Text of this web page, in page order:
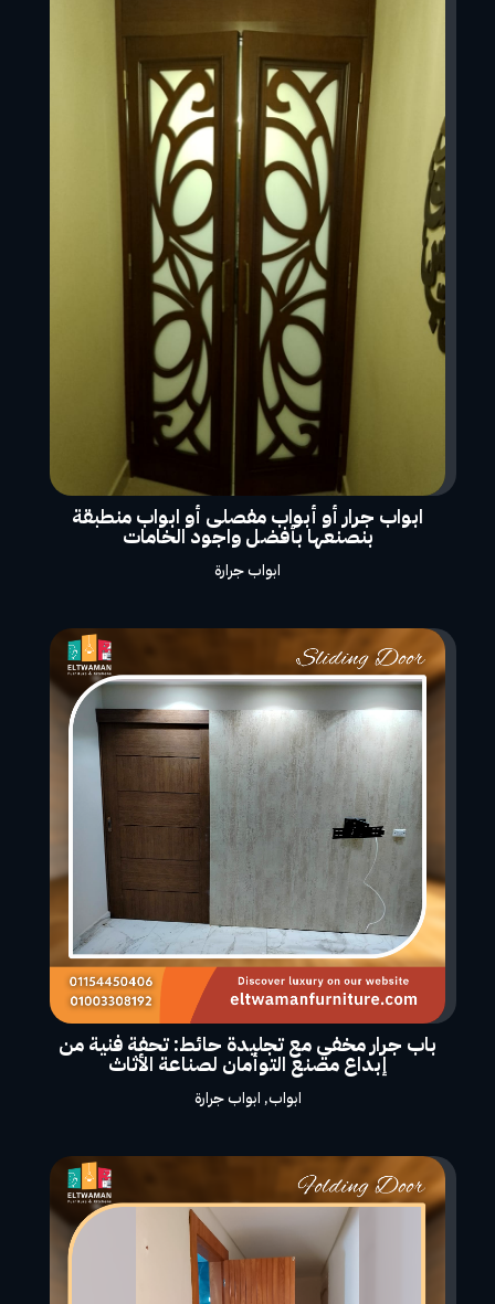
ابواب جرار أو أبواب مفصلى أو ابواب منطبقة
بنصنعها بأفضل واجود الخامات
ابواب جرارة
باب جرار مخفي مع تجليدة حائط: تحفة فنية من
إبداع مصنع التوأمان لصناعة الأثاث
ابواب, ابواب جرارة